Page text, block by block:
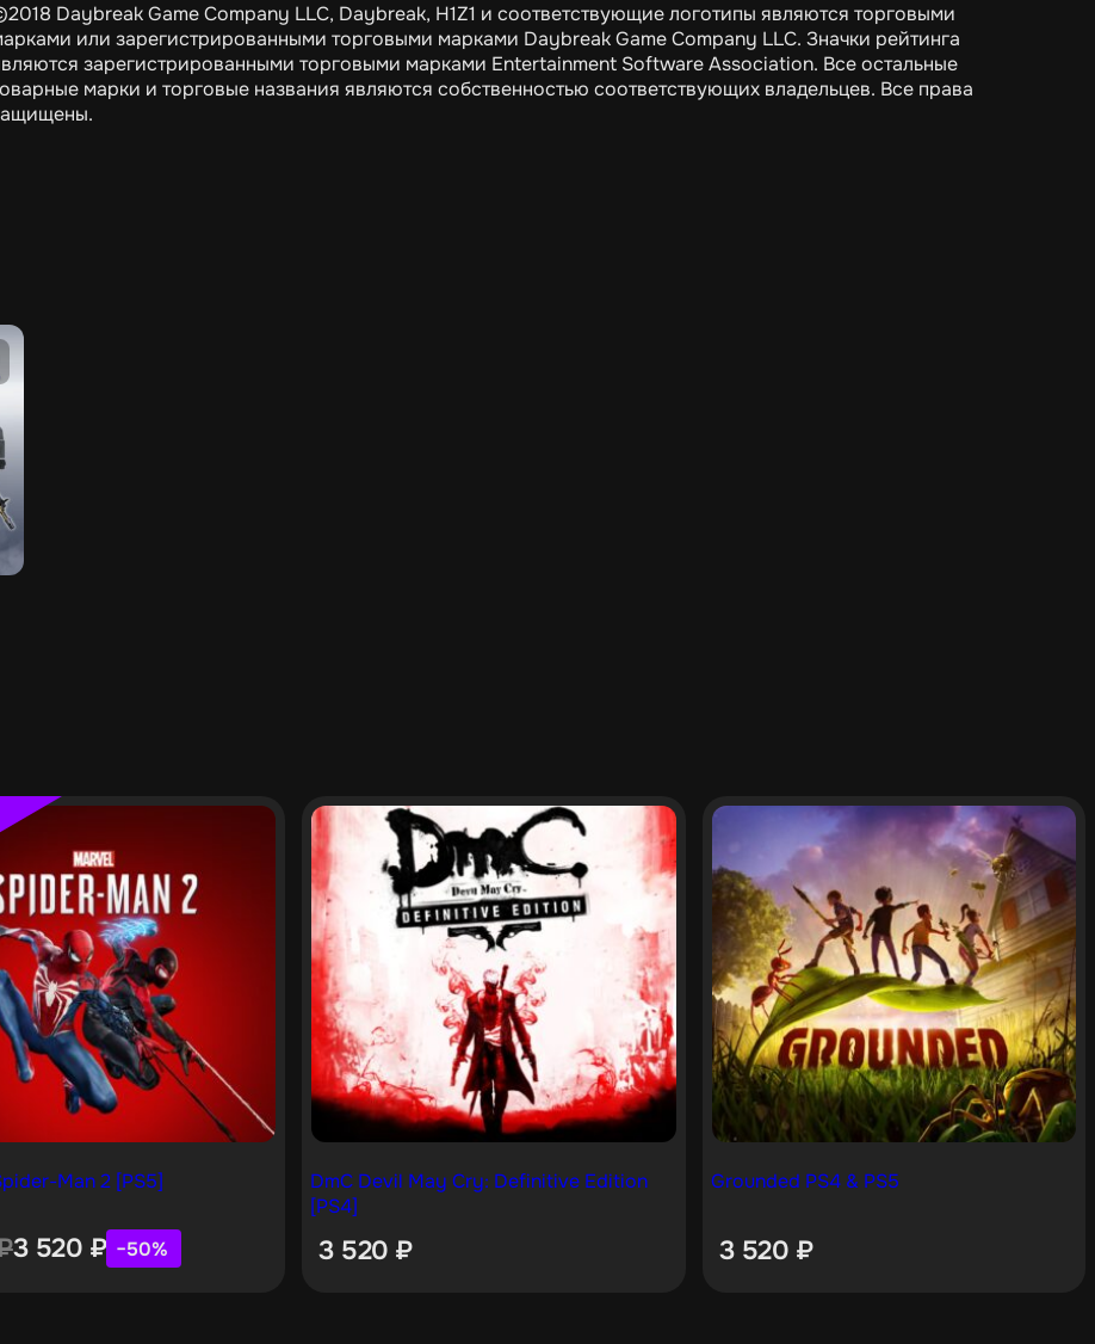
Daybreak Game Company LLC, Daybreak, H1Z1 и соответствующие логотипы являются торговыми
или зарегистрированными торговыми марками Daybreak Game Company LLC. Значки рейтинга
зарегистрированными торговыми марками Entertainment Software Association. Все остальные
марки и торговые названия являются собственностью соответствующих владельцев. Все права
Man 2 [PS5]
3 520 ₽ −50%
DmC Devil May Cry: Definitive Edition
[PS4]
3 520 ₽
Grounded PS4 & PS5
3 520 ₽